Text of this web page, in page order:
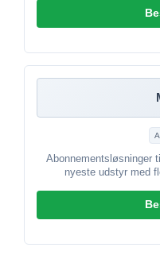
Abonnementsløsninger
nyeste udstyr med